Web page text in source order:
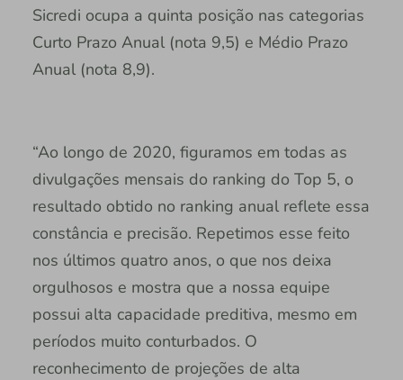
Sicredi ocupa a quinta posição nas categorias
Curto Prazo Anual (nota 9,5) e Médio Prazo
Anual (nota 8,9).
“Ao longo de 2020, figuramos em todas as
divulgações mensais do ranking do Top 5, o
resultado obtido no ranking anual reflete essa
constância e precisão. Repetimos esse feito
nos últimos quatro anos, o que nos deixa
orgulhosos e mostra que a nossa equipe
possui alta capacidade preditiva, mesmo em
períodos muito conturbados. O
reconhecimento de projeções de alta